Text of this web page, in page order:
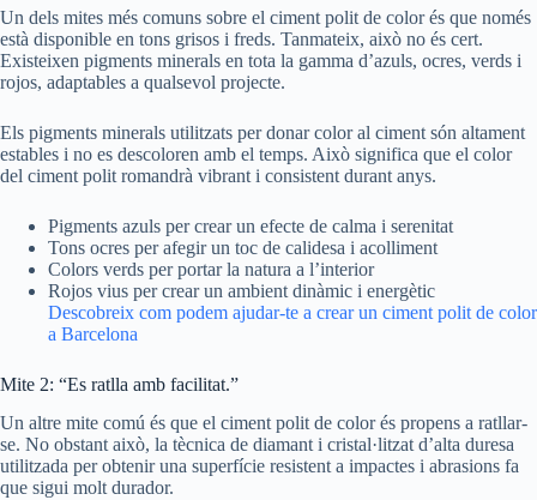
Un dels mites més comuns sobre el ciment polit de color és que només
està disponible en tons grisos i freds. Tanmateix, això no és cert.
Existeixen pigments minerals en tota la gamma d’azuls, ocres, verds i
rojos, adaptables a qualsevol projecte.
Els pigments minerals utilitzats per donar color al ciment són altament
estables i no es descoloren amb el temps. Això significa que el color
del ciment polit romandrà vibrant i consistent durant anys.
Pigments azuls per crear un efecte de calma i serenitat
Tons ocres per afegir un toc de calidesa i acolliment
Colors verds per portar la natura a l’interior
Rojos vius per crear un ambient dinàmic i energètic
Descobreix com podem ajudar-te a crear un ciment polit de color
a Barcelona
Mite 2: “Es ratlla amb facilitat.”
Un altre mite comú és que el ciment polit de color és propens a ratllar-
se. No obstant això, la tècnica de diamant i cristal·litzat d’alta duresa
utilitzada per obtenir una superfície resistent a impactes i abrasions fa
que sigui molt durador.